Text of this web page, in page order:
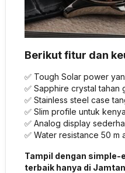
Berikut fitur dan
✅ Tough Solar power
✅ Sapphire crystal tahan
✅ Stainless steel case
✅ Slim profile untuk
✅ Analog display
✅ Water resistance 50 m
Tampil dengan simple-
terbaik hanya di